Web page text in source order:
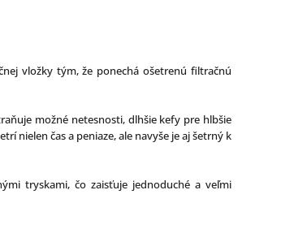
vložky tým, že ponechá ošetrenú filtračnú
možné netesnosti, dlhšie kefy pre hlbšie
nielen čas a peniaze, ale navyše je aj šetrný k
tryskami, čo zaisťuje jednoduché a veľmi